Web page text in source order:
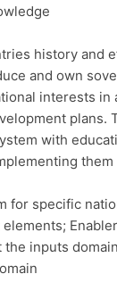
history and
and own
interests in
plans.
with
them.
for specific
inputs